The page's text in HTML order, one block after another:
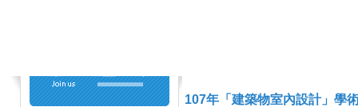
107年「建築物室內設計」學